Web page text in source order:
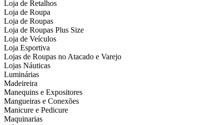
Loja de Retalhos
Loja de Roupa
Loja de Roupas
Loja de Roupas Plus Size
Loja de Veículos
Loja Esportiva
Lojas de Roupas no Atacado e Varejo
Lojas Náuticas
Luminárias
Madeireira
Manequins e Expositores
Mangueiras e Conexões
Manicure e Pedicure
Maquinarias